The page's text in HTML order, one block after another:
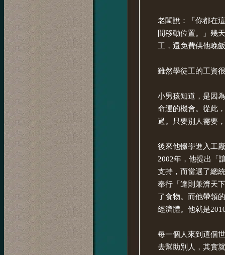
老闆說：「你都在
間移動位置。」幾
工，還免費供他晚
雖然學徒工的工資
小男孩知道，是因
命運的機會。從此
過。只要別人需要
後來他輟學進入工
2002年，他提出「
支持，而當選了總
奉行「達則兼濟天
了食物。而他帶領
經濟體。他就是
每一個人來到這個
去幫助別人，其實